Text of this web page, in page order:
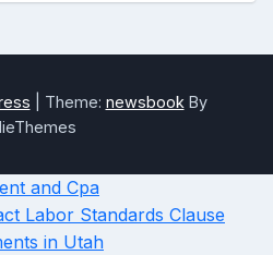
Theme: newsbook By
and Cpa
Labor Standards Clause
in Utah